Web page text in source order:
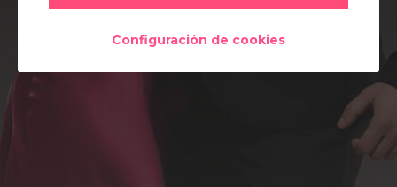
Configuración de cookies